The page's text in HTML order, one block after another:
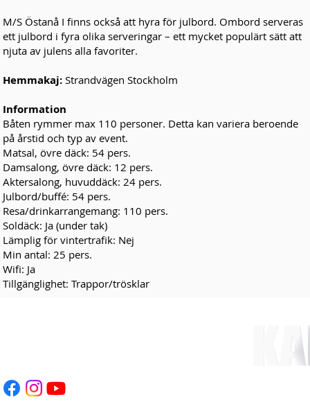
M/S Östanå I finns också att hyra för julbord. Ombord serveras
ett julbord i fyra olika serveringar – ett mycket populärt sätt att
njuta av julens alla favoriter.
​Hemmakaj: Strandvägen Stockholm
Information
Båten rymmer max 110 personer. Detta kan variera beroende
på årstid och typ av event.
Matsal, övre däck: 54 pers.
Damsalong, övre däck: 12 pers.
Aktersalong, huvuddäck: 24 pers.
Julbord/buffé: 54 pers.
Resa/drinkarrangemang: 110 pers.
Soldäck: Ja (under tak)
Lämplig för vintertrafik: Nej
Min antal: 25 pers.
Wifi: Ja
Tillgänglighet: Trappor/trösklar